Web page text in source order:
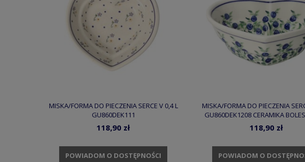
MISKA/FORMA DO PIECZENIA SERCE V 0,4 L
GU860DEK111
118,90 zł
POWIADOM O DOSTĘPNOŚCI
MISKA/FORMA DO PIECZENIA
GU860DEK1208 CERAMIKA
118,90 zł
POWIADOM O